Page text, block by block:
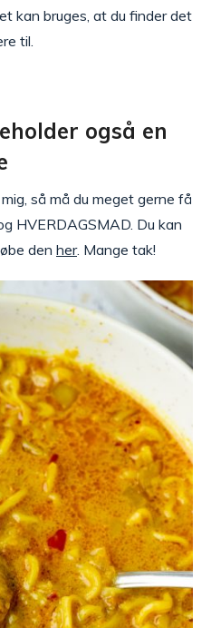
kan bruges, at du finder det
til.
også en
så må du meget gerne få
HVERDAGSMAD. Du kan
den her. Mange tak!